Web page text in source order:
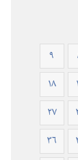
٩
١٨
٢٧
٣٦